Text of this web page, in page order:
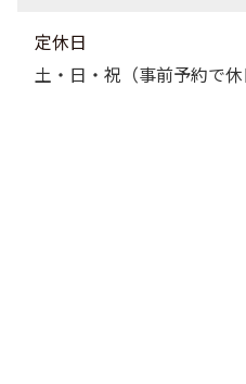
定休日
土・日・祝（事前予約で休